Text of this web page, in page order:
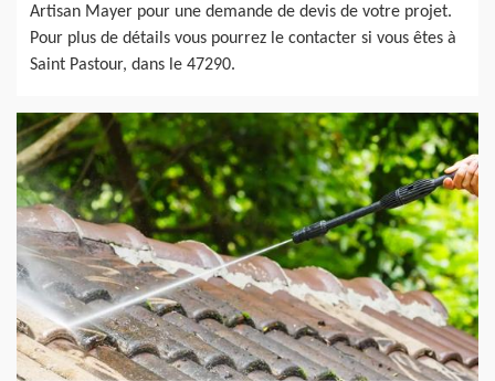
Artisan Mayer pour une demande de devis de votre projet.
Pour plus de détails vous pourrez le contacter si vous êtes à
Saint Pastour, dans le 47290.